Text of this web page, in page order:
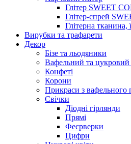
Глітер SWEET
Глітер-спрей
Глітерна
Вирубки та трафарети
Декор
Бізе та льодяники
Вафельний та цукровий
Конфеті
Корони
Прикраси з вафельного
Свічки
Діодні гірлянди
Прямі
Феєрверки
Цифри